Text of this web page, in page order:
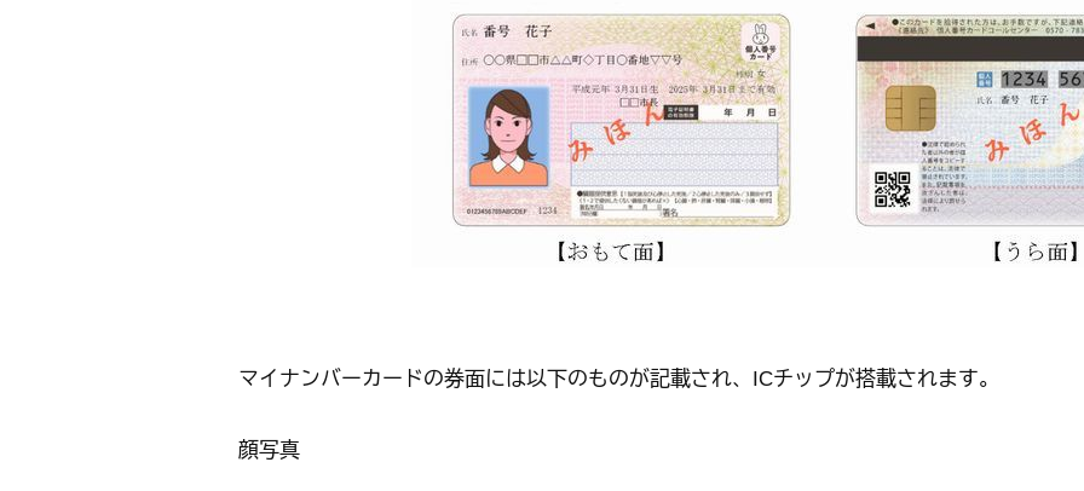
くらし・手続きトップ
結婚・子
結婚・子育て
マイナンバーカードの券面には以下のものが記載され、ICチップが搭載されます。
顔写真